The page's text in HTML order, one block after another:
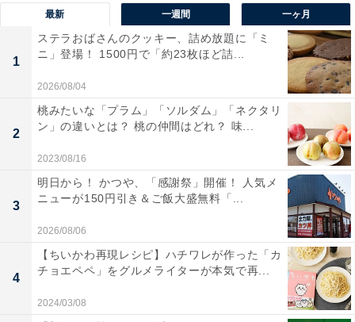
み、ミントの清涼感をより一層強く感じられるためおす
すめ。ユーザーからもチョコとミントの味がしっかり感
じられる、と評判です。
最新 一週間 一ヶ月
1
ステラおばさんのクッキー、詰め放題に「ミ
ニ」登場！ 1500円で「約23枚ほど詰...
2026/08/04
2
桃みたいな「プラム」「ソルダム」「ネクタリ
ン」の違いとは？ 桃の仲間はどれ？ 味...
2023/08/16
3
明日から！ かつや、「感謝祭」開催！ 人気メ
ニューが150円引き＆ご飯大盛無料「...
2026/08/06
4
【ちいかわ再現レシピ】ハチワレが作った「カ
チョエペペ」をグルメライターが本気で再...
2024/03/08